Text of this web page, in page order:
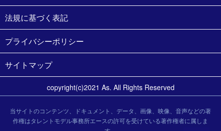
法規に基づく表記
プライバシーポリシー
サイトマップ
copyright(c)2021 As. All Rights Reserved
当サイトのコンテンツ、ドキュメント、データ、画像、映像、音声などの著
作権はタレントモデル事務所エースの許可を受けている著作権者に属しま